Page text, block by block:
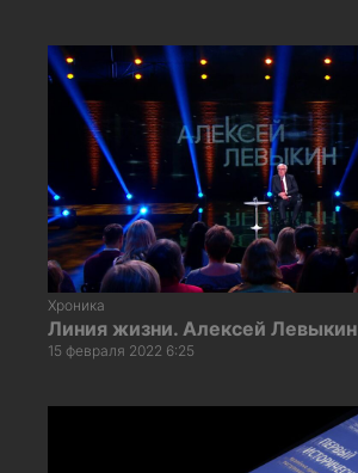
Хроника
Линия жизни. Алексей Левыкин
15 февраля 2022 6:25